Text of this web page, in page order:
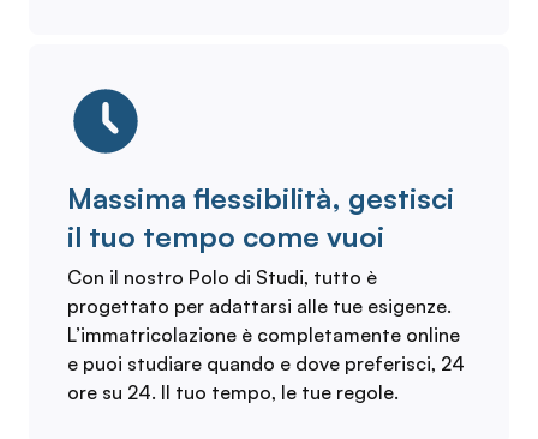
Massima flessibilità, gestisci
il tuo tempo come vuoi
Con il nostro Polo di Studi, tutto è
progettato per adattarsi alle tue esigenze.
L’immatricolazione è completamente online
e puoi studiare quando e dove preferisci, 24
ore su 24. Il tuo tempo, le tue regole.